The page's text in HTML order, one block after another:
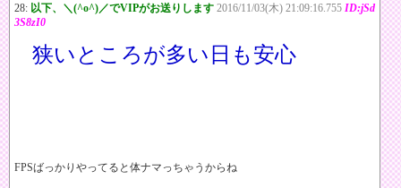
28: 以下、＼(^o^)／でVIPがお送りします 2016/11/03(木) 21:09:16.755 ID:jSd
3S8zI0
狭いところが多い日も安心
FPSばっかりやってると体ナマっちゃうからね